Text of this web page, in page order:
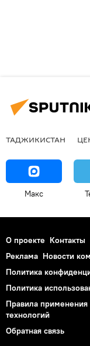
ТАДЖИКИСТАН
Макс
О проекте Контакты
Реклама Новости
Политика
Политика
Правила
технологий
Обратная связь